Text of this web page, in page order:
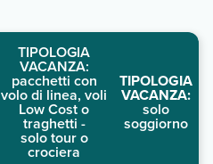
TIPOLOGIA
VACANZA:
pacchetti con
volo di linea, voli
Low Cost o
traghetti -
solo tour o
crociera
TIPOLOGIA
VACANZA:
solo
soggiorno